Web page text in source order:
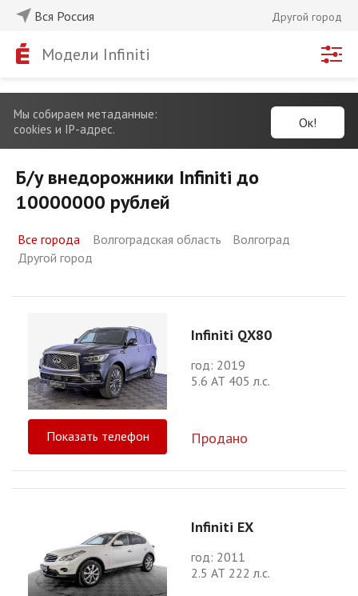
Вся Россия Другой город
Модели Infiniti
Мы собираем метаданные:
cookies и IP-адрес.
Ок!
Б/у внедорожники Infiniti до
10000000 рублей
Все города Волгоградская область
Волгоград
Другой город
Infiniti QX80
год: 2019
5.6 АТ 405 л.с.
Показать телефон Продано
Infiniti EX
год: 2011
2.5 АТ 222 л.с.